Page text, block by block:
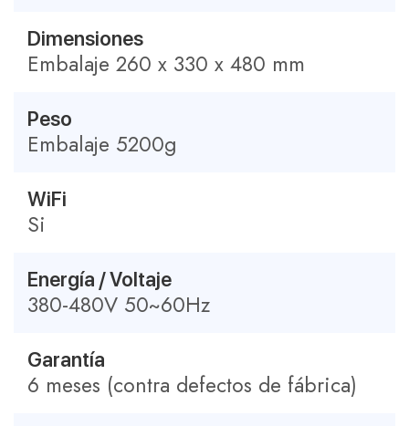
Dimensiones
Embalaje 260 x 330 x 480 mm
Peso
Embalaje 5200g
WiFi
Si
Energía / Voltaje
380-480V 50~60Hz
Garantía
6 meses (contra defectos de fábrica)